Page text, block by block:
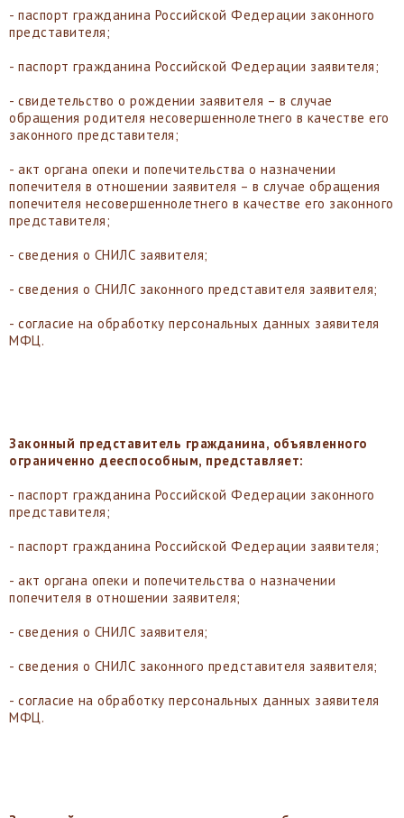
- паспорт гражданина Российской Федерации законного
представителя;
- паспорт гражданина Российской Федерации заявителя;
- свидетельство о рождении заявителя – в случае
обращения родителя несовершеннолетнего в качестве его
законного представителя;
- акт органа опеки и попечительства о назначении
попечителя в отношении заявителя – в случае обращения
попечителя несовершеннолетнего в качестве его законного
представителя;
- сведения о СНИЛС заявителя;
- сведения о СНИЛС законного представителя заявителя;
- согласие на обработку персональных данных заявителя
МФЦ.
Законный представитель гражданина, объявленного
ограниченно дееспособным, представляет:
- паспорт гражданина Российской Федерации законного
представителя;
- паспорт гражданина Российской Федерации заявителя;
- акт органа опеки и попечительства о назначении
попечителя в отношении заявителя;
- сведения о СНИЛС заявителя;
- сведения о СНИЛС законного представителя заявителя;
- согласие на обработку персональных данных заявителя
МФЦ.